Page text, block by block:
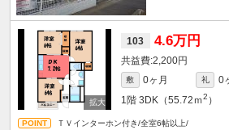
103 4.6万円
2,200円
敷 0ヶ月 礼
0
1階 3DK（55.72ｍ2 ）
ＴＶインターホン付き/全室6帖以上/